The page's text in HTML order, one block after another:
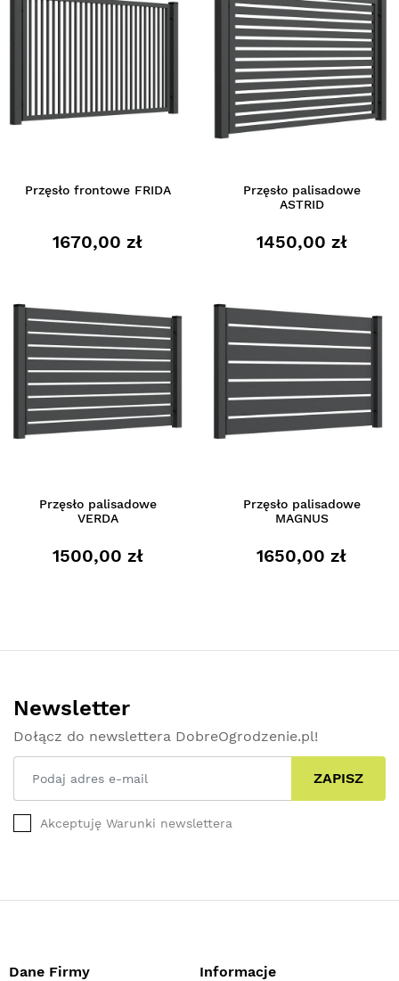
Przęsło frontowe FRIDA
1670,00 zł
Przęsło palisadowe
ASTRID
1450,00 zł
Przęsło palisadowe
VERDA
1500,00 zł
Przęsło palisadowe
MAGNUS
1650,00 zł
Newsletter
Dołącz do newslettera DobreOgrodzenie.pl!
ZAPISZ
Akceptuję Warunki newslettera
Dane Firmy Informacje